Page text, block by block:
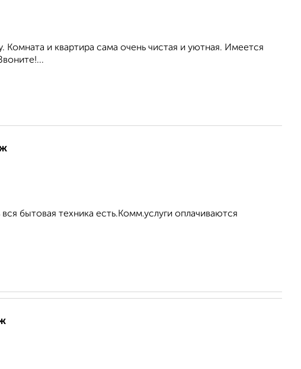
и квартира сама очень чистая и уютная. Имеется
бытовая техника есть.Комм.услуги оплачиваются